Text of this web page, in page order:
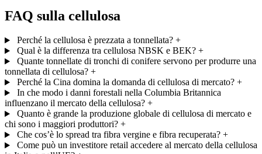
FAQ sulla cellulosa
Perché la cellulosa è prezzata a tonnellata? +
Qual è la differenza tra cellulosa NBSK e BEK? +
Quante tonnellate di tronchi di conifere servono per produrre una
tonnellata di cellulosa? +
Perché la Cina domina la domanda di cellulosa di mercato? +
In che modo i danni forestali nella Columbia Britannica
influenzano il mercato della cellulosa? +
Quanto è grande la produzione globale di cellulosa di mercato e
chi sono i maggiori produttori? +
Che cos’è lo spread tra fibra vergine e fibra recuperata? +
Come può un investitore retail accedere al mercato della cellulosa